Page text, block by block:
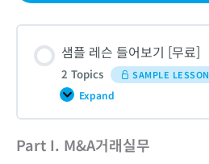
샘플 레슨 들어보기 [무료]
2 Topics SAMPLE LESSON
Expand
샘
레
들
Lesson Content
Part I. M&A거래실무